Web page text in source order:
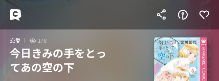
恋愛 178
今日きみの手をとっ
てあの空の下